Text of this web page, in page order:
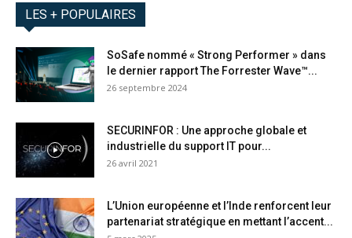
LES + POPULAIRES
SoSafe nommé « Strong Performer » dans
le dernier rapport The Forrester Wave™...
26 septembre 2024
SECURINFOR : Une approche globale et
industrielle du support IT pour...
26 avril 2021
L’Union européenne et l’Inde renforcent leur
partenariat stratégique en mettant l’accent...